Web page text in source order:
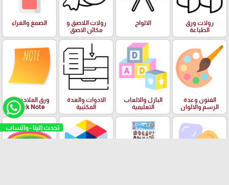
تحدث الينا - واتساب
رولات ورق
الطباعة
الالواح
رولات اللاصق و
مكائن الاصق
الصمغ والغراء
الفنون وعدة
الرسم والالوان
البازل والالعاب
التعليمية
الادوات والعدة
المكتبية
ورق الملاحظات
Stick Note